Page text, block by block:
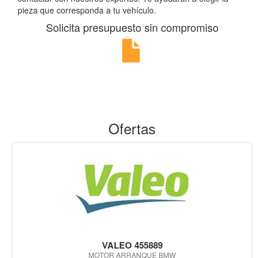
pieza que corresponda a tu vehículo.
Solicita presupuesto sin compromiso
Ofertas
VALEO 455889
MOTOR ARRANQUE BMW